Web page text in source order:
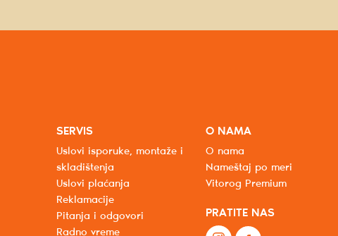
SERVIS
Uslovi isporuke, montaže i
skladištenja
Uslovi plaćanja
Reklamacije
Pitanja i odgovori
Radno vreme
O NAMA
O nama
Nameštaj po meri
Vitorog Premium
PRATITE NAS